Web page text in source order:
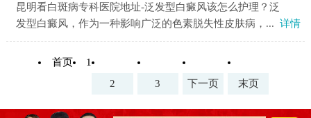
昆明看白斑病专科医院地址-泛发型白癜风该怎么护理？泛
发型白癜风，作为一种影响广泛的色素脱失性皮肤病，... 详情
首页
1
2
3 下一页 末页